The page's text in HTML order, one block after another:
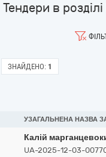
Тендери в
ЗНАЙДЕНО: 1
УЗАГАЛЬНЕНА НАЗВА
Калій
UA-2025-12-03-